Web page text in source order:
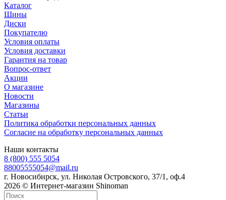
Каталог
Шины
Диски
Покупателю
Условия оплаты
Условия доставки
Гарантия на товар
Вопрос-ответ
Акции
О магазине
Новости
Магазины
Статьи
Политика обработки персональных данных
Согласие на обработку персональных данных
Наши контакты
8 (800) 555 5054
88005555054@mail.ru
г. Новосибирск, ул. Николая Островского, 37/1, оф.4
2026 © Интернет-магазин Shinoman